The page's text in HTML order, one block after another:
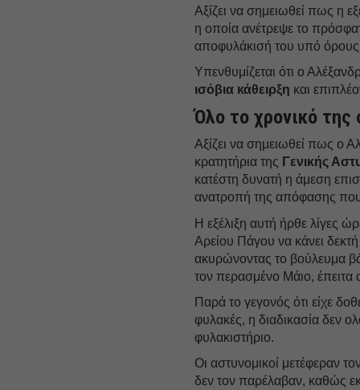
Αξίζει να σημειωθεί πως η
η οποία ανέτρεψε το
αποφυλάκισή του υπό
Υπενθυμίζεται ότι ο
ισόβια κάθειρξη και
Όλο το χρονικό της
Αξίζει να σημειωθεί πως ο
κρατητήρια της Γενικής
κατέστη δυνατή η άμεση
ανατροπή της απόφασης που
Η εξέλιξη αυτή ήρθε λίγες
Αρείου Πάγου να κάνει
ακυρώνοντας το βούλευμα
τον περασμένο Μάιο,
Παρά το γεγονός ότι είχε
φυλακές, η διαδικασία δεν
φυλακιστήριο.
Οι αστυνομικοί μετέφεραν
δεν τον παρέλαβαν, καθώς